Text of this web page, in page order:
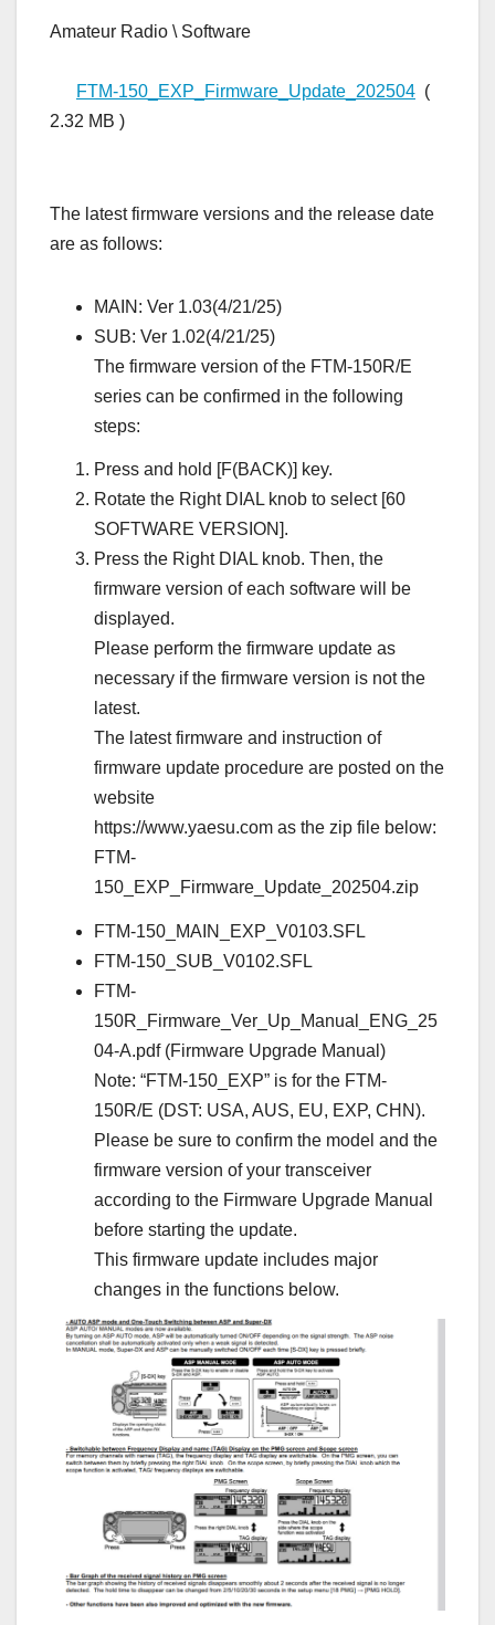
Amateur Radio \ Software
FTM-150_EXP_Firmware_Update_202504 (
2.32 MB )
The latest firmware versions and the release date
are as follows:
MAIN: Ver 1.03(4/21/25)
SUB: Ver 1.02(4/21/25)
The firmware version of the FTM-150R/E
series can be confirmed in the following
steps:
Press and hold [F(BACK)] key.
Rotate the Right DIAL knob to select [60
SOFTWARE VERSION].
Press the Right DIAL knob. Then, the
firmware version of each software will be
displayed.
Please perform the firmware update as
necessary if the firmware version is not the
latest.
The latest firmware and instruction of
firmware update procedure are posted on the
website
https://www.yaesu.com as the zip file below:
FTM-
150_EXP_Firmware_Update_202504.zip
FTM-150_MAIN_EXP_V0103.SFL
FTM-150_SUB_V0102.SFL
FTM-
150R_Firmware_Ver_Up_Manual_ENG_25
04-A.pdf (Firmware Upgrade Manual)
Note: “FTM-150_EXP” is for the FTM-
150R/E (DST: USA, AUS, EU, EXP, CHN).
Please be sure to confirm the model and the
firmware version of your transceiver
according to the Firmware Upgrade Manual
before starting the update.
This firmware update includes major
changes in the functions below.